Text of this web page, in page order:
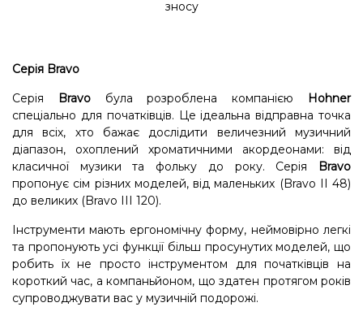
зносу
Серія Bravo
Серія
Bravoбула розроблена компанією
Hohner
спеціально для початківців. Це ідеальна відправна точка
для всіх, хто бажає дослідити величезний музичний
діапазон, охоплений хроматичними акордеонами: від
класичної музики та фольку до року. Серія
Bravo
пропонує сім різних моделей, від маленьких (Bravo II 48)
до великих (Bravo III 120).
Інструменти мають ергономічну форму, неймовірно легкі
та пропонують усі функції більш просунутих моделей, що
робить їх не просто інструментом для початківців на
короткий час, а компаньйоном, що здатен протягом років
супроводжувати вас у музичній подорожі.